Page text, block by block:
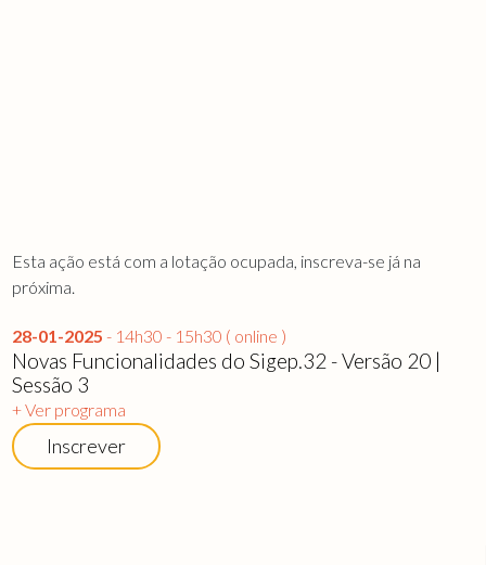
Esta ação está com a lotação ocupada, inscreva-se já na
próxima.
28-01-2025 - 14h30 - 15h30 ( online )
Novas Funcionalidades do Sigep.32 - Versão 20 |
Sessão 3
+ Ver programa
Inscrever